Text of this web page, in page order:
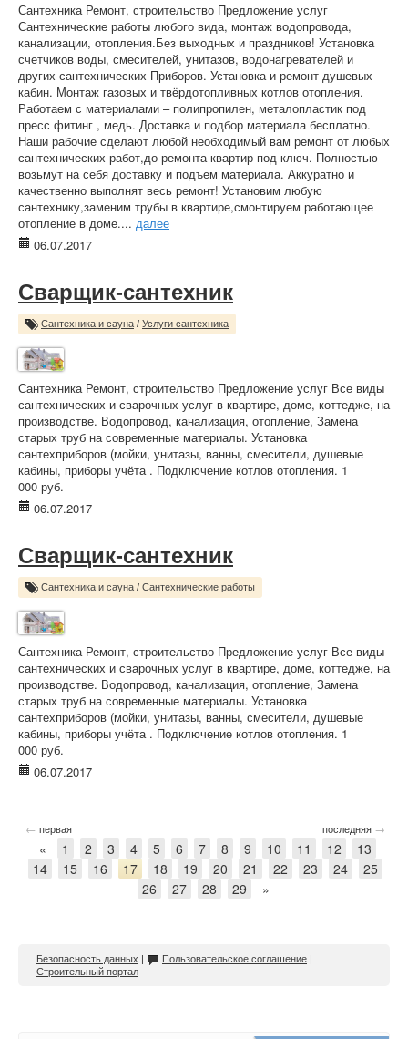
Сантехника Ремонт, строительство Предложение услуг
Сантехнические работы любого вида, монтаж водопровода,
канализации, отопления.Без выходных и праздников! Установка
счетчиков воды, смесителей, унитазов, водонагревателей и
других сантехнических Приборов. Установка и ремонт душевых
кабин. Монтаж газовых и твёрдотопливных котлов отопления.
Работаем с материалами – полипропилен, металопластик под
пресс фитинг , медь. Доставка и подбор материала бесплатно.
Наши рабочие сделают любой необходимый вам ремонт от любых
сантехнических работ,до ремонта квартир под ключ. Полностью
возьмут на себя доставку и подъем материала. Аккуратно и
качественно выполнят весь ремонт! Установим любую
сантехнику,заменим трубы в квартире,смонтируем работающее
отопление в доме.... далее
06.07.2017
Сварщик-сантехник
Сантехника и сауна / Услуги сантехника
Сантехника Ремонт, строительство Предложение услуг Все виды
сантехнических и сварочных услуг в квартире, доме, коттедже, на
производстве. Водопровод, канализация, отопление, Замена
старых труб на современные материалы. Установка
сантехприборов (мойки, унитазы, ванны, смесители, душевые
кабины, приборы учёта . Подключение котлов отопления. 1
000 руб.
06.07.2017
Сварщик-сантехник
Сантехника и сауна / Сантехнические работы
Сантехника Ремонт, строительство Предложение услуг Все виды
сантехнических и сварочных услуг в квартире, доме, коттедже, на
производстве. Водопровод, канализация, отопление, Замена
старых труб на современные материалы. Установка
сантехприборов (мойки, унитазы, ванны, смесители, душевые
кабины, приборы учёта . Подключение котлов отопления. 1
000 руб.
06.07.2017
← первая последняя →
« 1 2 3 4 5 6 7 8 9 10 11 12
13
14
15 16 17 18 19 20 21 22 23 24
25
26
27 28 29 »
Безопасность данных | Пользовательское соглашение |
Строительный портал